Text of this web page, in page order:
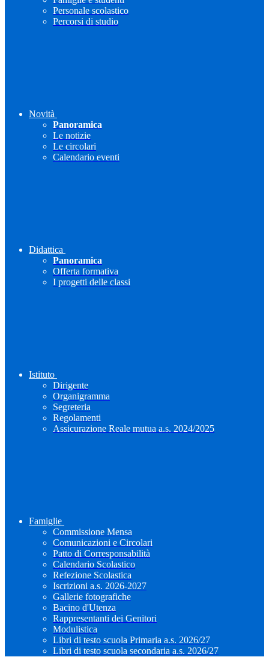
Personale scolastico
Percorsi di studio
Novità
Panoramica
Le notizie
Le circolari
Calendario eventi
Didattica
Panoramica
Offerta formativa
I progetti delle classi
Istituto
Dirigente
Organigramma
Segreteria
Regolamenti
Assicurazione Reale mutua a.s. 2024/2025
Famiglie
Commissione Mensa
Comunicazioni e Circolari
Patto di Corresponsabilità
Calendario Scolastico
Refezione Scolastica
Iscrizioni a.s. 2026-2027
Gallerie fotografiche
Bacino d'Utenza
Rappresentanti dei Genitori
Modulistica
Libri di testo scuola Primaria a.s. 2026/27
Libri di testo scuola secondaria a.s. 2026/27